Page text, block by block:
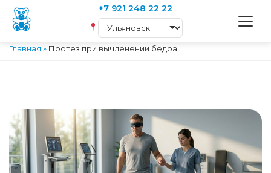
+7 921 248 22 22
Главная » Протез при вычленении бедра